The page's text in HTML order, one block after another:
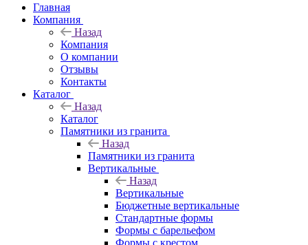
Главная
Компания
Назад
Компания
О компании
Отзывы
Контакты
Каталог
Назад
Каталог
Памятники из гранита
Назад
Памятники из гранита
Вертикальные
Назад
Вертикальные
Бюджетные вертикальные
Стандартные формы
Формы с барельефом
Формы с крестом